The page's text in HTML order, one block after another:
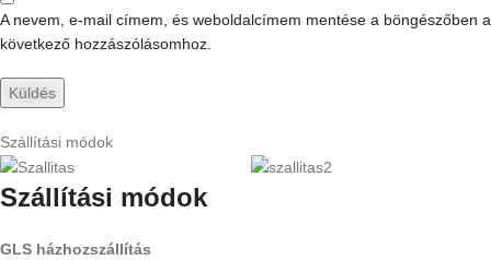
A nevem, e-mail címem, és weboldalcímem mentése a böngészőben a
következő hozzászólásomhoz.
Szállítási módok
Szállítási módok
GLS házhozszállítás